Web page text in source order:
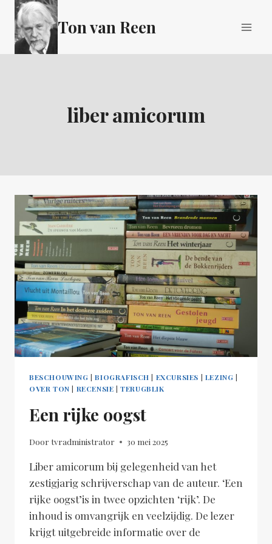
Doorgaan
naar
inhoud
Ton van Reen
liber amicorum
BESCHOUWING |BIOGRAFISCH | EXCURSIES | LEZING |
OVER TON | RECENSIE |TERUGBLIK
Een rijke oogst
Door tvradministrator 30 mei 2025
Liber amicorum bij gelegenheid van het
zestigjarig schrijverschap van de auteur. ‘Een
rijke oogst’is in twee opzichten ‘rijk’. De
inhoud is omvangrijk en veelzijdig. De lezer
krijgt uitgebreide informatie over de